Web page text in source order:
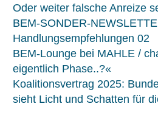
Oder weiter falsche Anreize
BEM-SONDER-
Handlungsempfehlungen 02
BEM-Lounge bei MAHLE /
eigentlich Phase..?«
Koalitionsvertrag 2025:
sieht Licht und Schatten für